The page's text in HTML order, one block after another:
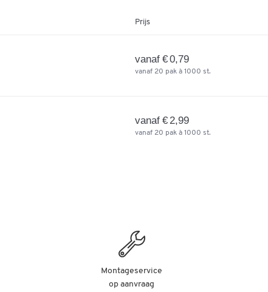
Prijs
vanaf € 0,79
vanaf 20 pak à 1000 st.
vanaf € 2,99
vanaf 20 pak à 1000 st.
Montageservice
op aanvraag